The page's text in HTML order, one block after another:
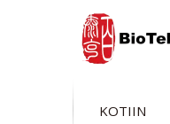
KOTIIN